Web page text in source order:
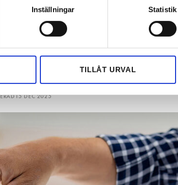
uppgifter behandlas och ställ in dina
när som helst från cookie-förklaringen.
trafik. Vi vidarebefordrar även sådana
och analysföretag som vi samarbetar med.
Inställningar Statistik
TILLÅT URVAL
el får en
göra själv.
15 DEC 2025